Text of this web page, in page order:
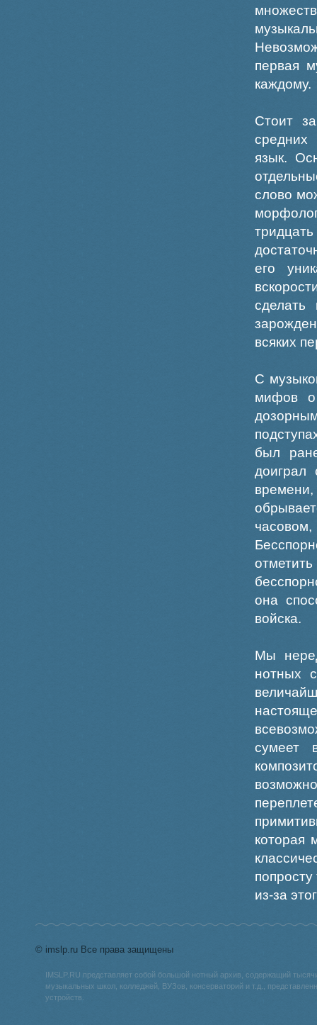
первая
каждому.
Стоит
средних
язык.
слово
его
всяких
С
мифов о
был
доиграл
времени,
она
войска.
Мы
нотных
сумеет
которая
из-за
© imslp.ru Все права защищены
IMSLP.RU представляет собой большой нотный архив, содержащий
музыкальных школ, колледжей, ВУЗов, консерваторий и т.д.,
устройств.